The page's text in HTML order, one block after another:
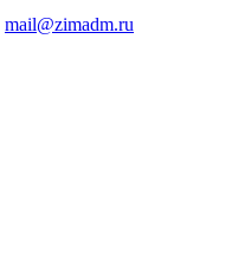
mail@zimadm.ru